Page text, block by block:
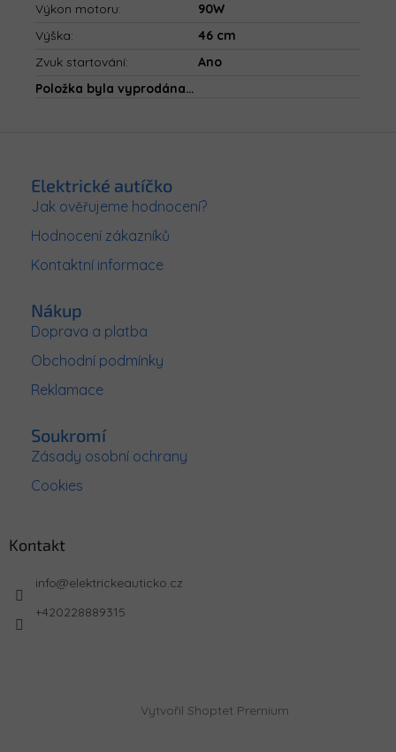
Výkon motoru:
90W
Výška:
46 cm
Zvuk startování:
Ano
Položka byla vyprodána…
Elektrické autíčko
Jak ověřujeme hodnocení?
Hodnocení zákazníků
Kontaktní informace
Nákup
Doprava a platba
Obchodní podmínky
Reklamace
Soukromí
Zásady osobní ochrany
Cookies
Kontakt
info@elektrickeauticko.cz
+420228889315
Vytvořil Shoptet Premium